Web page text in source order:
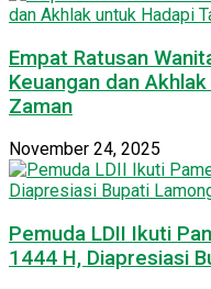
Empat Ratusan
Keuangan dan
Zaman
November 24, 2025
Pemuda LDII Ikuti
1444 H, Diapresiasi